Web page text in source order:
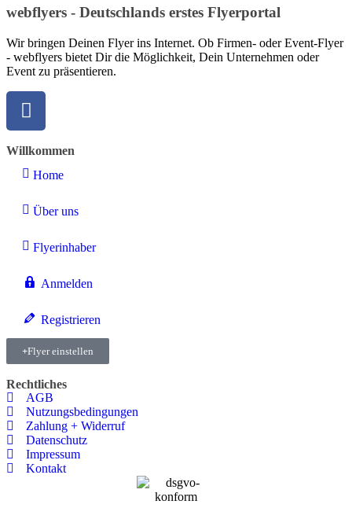
webflyers - Deutschlands erstes Flyerportal
Wir bringen Deinen Flyer ins Internet. Ob Firmen- oder Event-Flyer
- webflyers bietet Dir die Möglichkeit, Dein Unternehmen oder
Event zu präsentieren.
Willkommen
Home
Über uns
Flyerinhaber
Anmelden
Registrieren
Flyer einstellen
Rechtliches
AGB
Nutzungsbedingungen
Zahlung + Widerruf
Datenschutz
Impressum
Kontakt